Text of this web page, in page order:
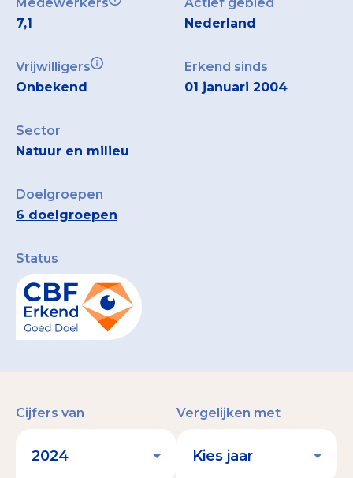
Medewerkers
7,1
Actief gebied
Nederland
Vrijwilligers
Onbekend
Erkend sinds
01 januari 2004
Sector
Natuur en milieu
Doelgroepen
6 doelgroepen
Status
Cijfers van Vergelijken met